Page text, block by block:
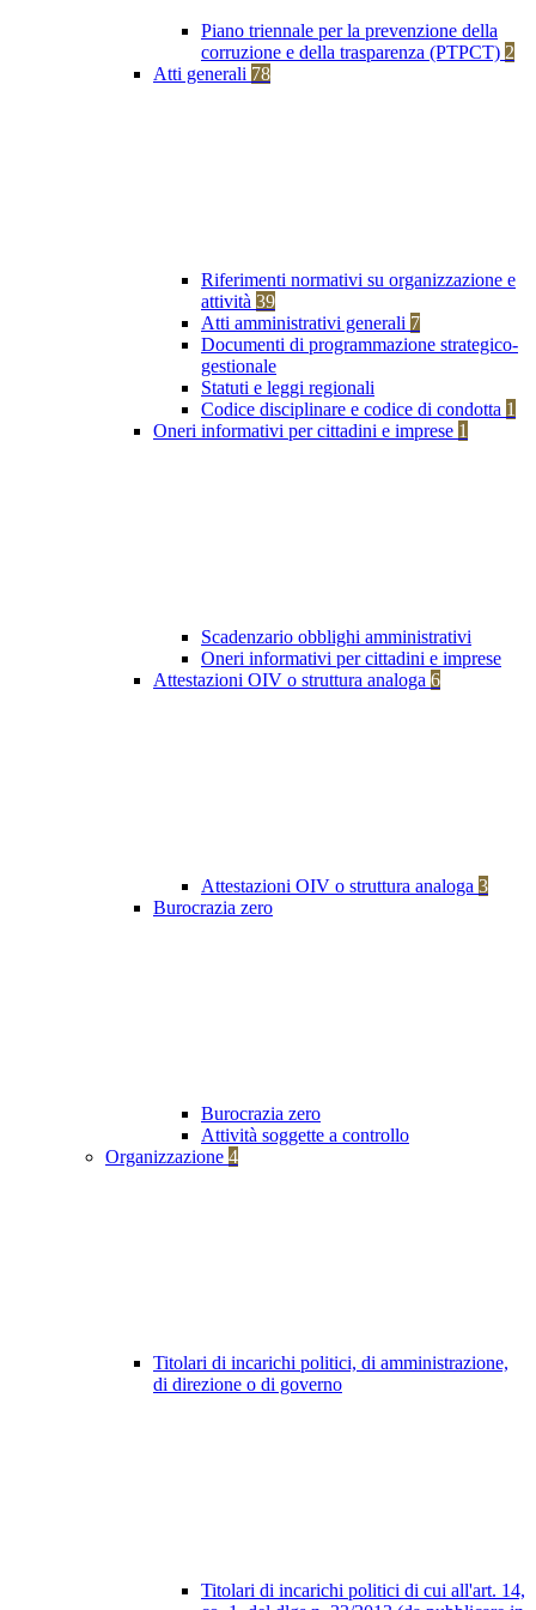
Piano triennale per la prevenzione della
corruzione e della trasparenza (PTPCT) 2
Atti generali 78
Riferimenti normativi su organizzazione e
attività 39
Atti amministrativi generali 7
Documenti di programmazione strategico-
gestionale
Statuti e leggi regionali
Codice disciplinare e codice di condotta 1
Oneri informativi per cittadini e imprese 1
Scadenzario obblighi amministrativi
Oneri informativi per cittadini e imprese
Attestazioni OIV o struttura analoga 6
Attestazioni OIV o struttura analoga 3
Burocrazia zero
Burocrazia zero
Attività soggette a controllo
Organizzazione 4
Titolari di incarichi politici, di amministrazione,
di direzione o di governo
Titolari di incarichi politici di cui all'art. 14,